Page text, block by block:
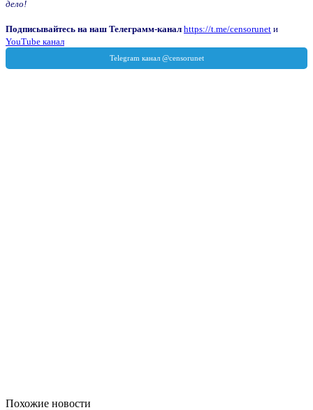
дело!
Подписывайтесь на наш Телеграмм-канал https://t.me/censorunet и
YouTube канал
Похожие новости